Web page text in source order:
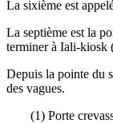
La sixième est
La septième est la
terminer à Iali-kiosk
Depuis la pointe du
des vagues.
(1) Porte